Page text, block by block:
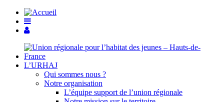
L’URHAJ
Qui sommes nous ?
Notre organisation
L’équipe support de l’union régionale